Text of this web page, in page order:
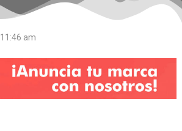
11:46 am